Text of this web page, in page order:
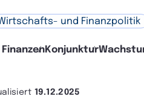
und Finanzpolitik
Konjunktur
19.12.2025